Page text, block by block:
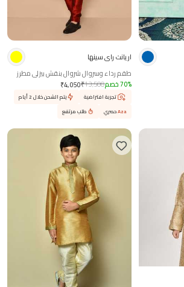
اريانت راي سينها
طقم رداء وسروال شروال بنقش بيزلي مطرز
₹4,050₹13,500 70% خصم
تجربة افتراضية
يتم الشحن خلال 2 أيام
Azaحصري طلب مرتفع